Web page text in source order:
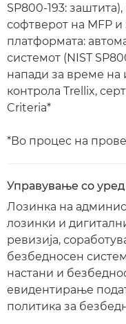
SP800-193:
софтверот на MFP
платформата:
системот (NIST
напади за време
контрола Trellix,
Criteria*
*Во процес на
Управување со
Лозинка на
лозинки и
ревизија,
безбедносен
настани и
евидентирање
политика за